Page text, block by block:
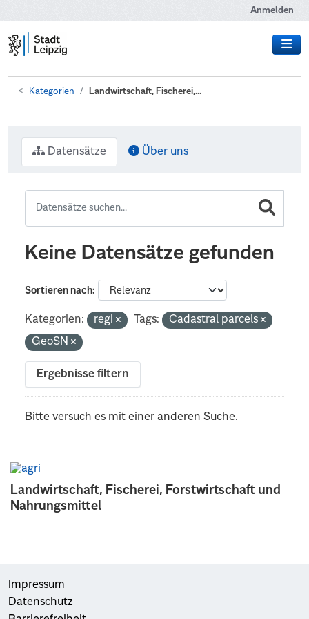
Anmelden
Kategorien Landwirtschaft, Fischerei,...
Landwirtschaft, Fischerei, Forstwirtschaft und
Nahrungsmittel
Datensätze Über uns
Keine Datensätze gefunden
Sortieren nach
Kategorien: regi Tags:
Cadastral parcels
GeoSN
Ergebnisse filtern
Bitte versuch es mit einer anderen Suche.
Impressum
Datenschutz